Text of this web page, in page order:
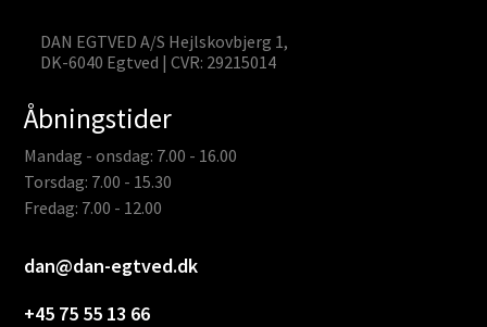
DAN EGTVED A/S Hejlskovbjerg 1,
DK-6040 Egtved | CVR: 29215014
Åbningstider
Mandag - onsdag: 7.00 - 16.00
Torsdag: 7.00 - 15.30
Fredag: 7.00 - 12.00
dan@dan-egtved.dk
+45 75 55 13 66